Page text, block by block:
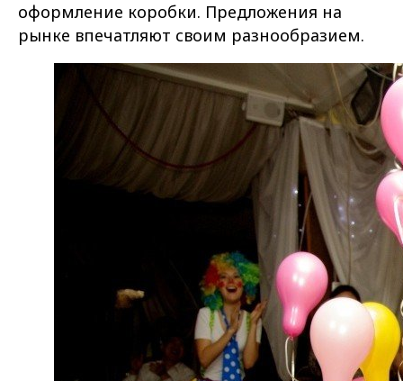
оформление коробки. Предложения на
рынке впечатляют своим разнообразием.